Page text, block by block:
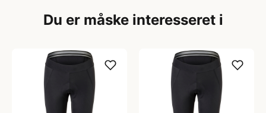
Du er måske interesseret i